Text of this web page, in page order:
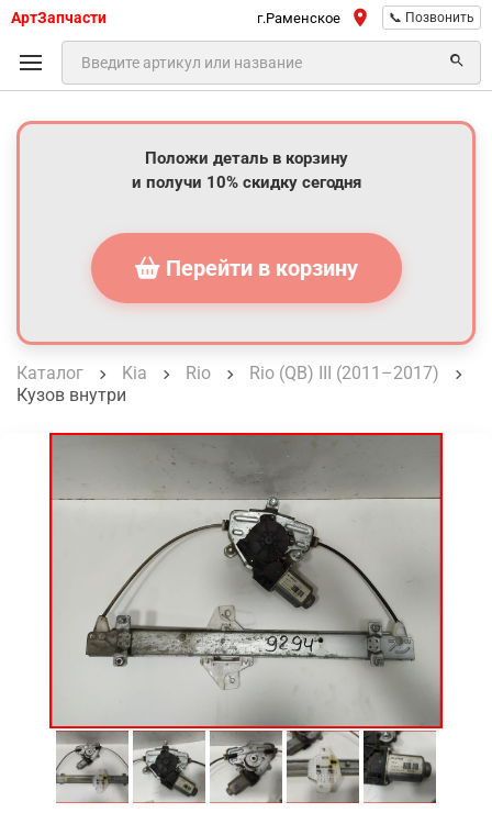
АртЗапчасти г.Раменское 📞 Позвонить
Положи деталь в корзину
и получи 10% скидку сегодня
Перейти в корзину
Каталог Kia Rio
Rio (QB) III (2011–2017)
Кузов внутри